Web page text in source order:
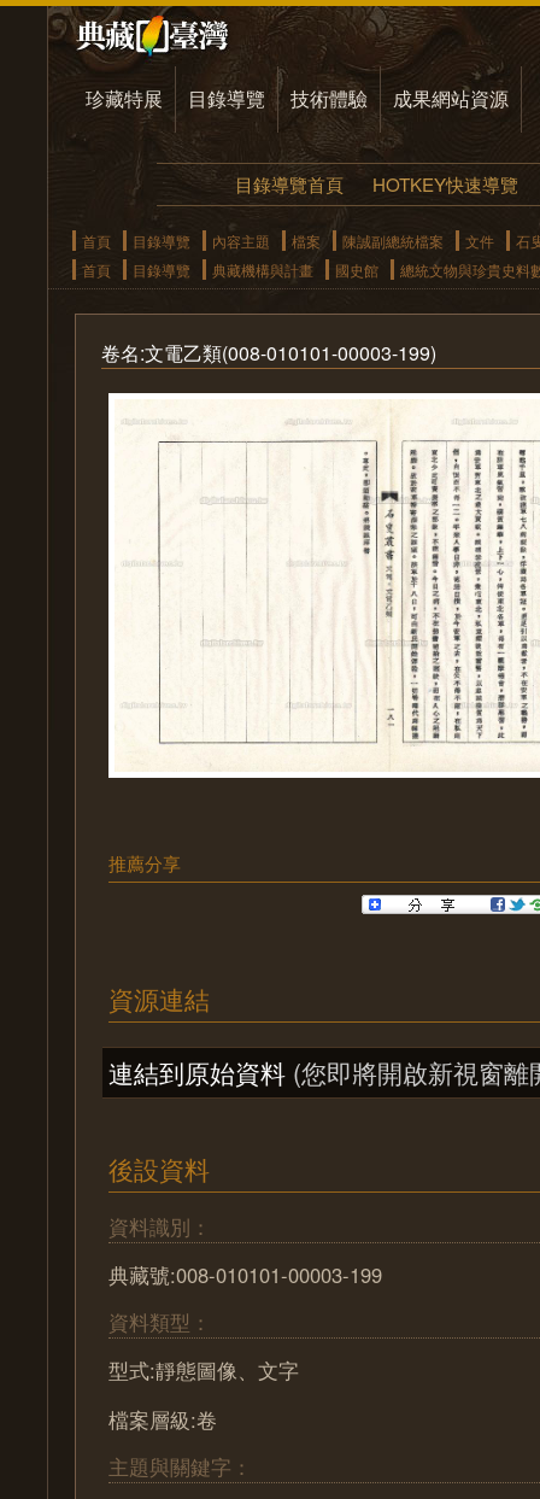
珍藏特展 目錄導覽 技術體驗 成果網站資源
目錄導覽首頁 HOTKEY快速導覽
首頁 目錄導覽 內容主題 檔案 陳誠副總統檔案 文件
石
首頁
目錄導覽 典藏機構與計畫 國史館 總統文物與珍貴史料
卷名:文電乙類(008-010101-00003-199)
推薦分享
資源連結
連結到原始資料 (您即將開啟新視窗離
後設資料
資料識別：
典藏號:008-010101-00003-199
資料類型：
型式:靜態圖像、文字
檔案層級:卷
主題與關鍵字：